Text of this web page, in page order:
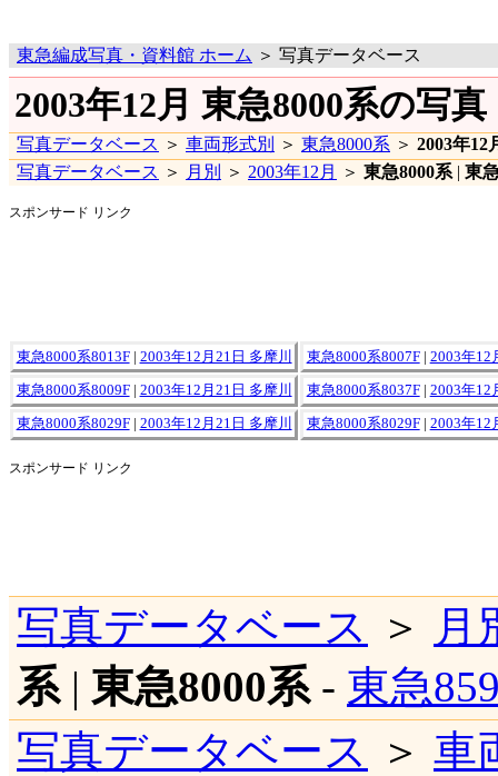
東急編成写真・資料館 ホーム ＞ 写真データベース
2003年12月 東急8000系の写真
写真データベース ＞ 車両形式別 ＞ 東急8000系 ＞ 2003年12
写真データベース ＞ 月別 ＞ 2003年12月 ＞ 東急8000系 | 東
スポンサード リンク
東急8000系8013F| 2003年12月21日 多摩川 東急8000系8007F| 2003年12
東急8000系8009F| 2003年12月21日 多摩川 東急8000系8037F| 2003年12
東急8000系8029F| 2003年12月21日 多摩川 東急8000系8029F| 2003年12
スポンサード リンク
写真データベース ＞
月
系| 東急8000系- 東急
写真データベース
＞ 車